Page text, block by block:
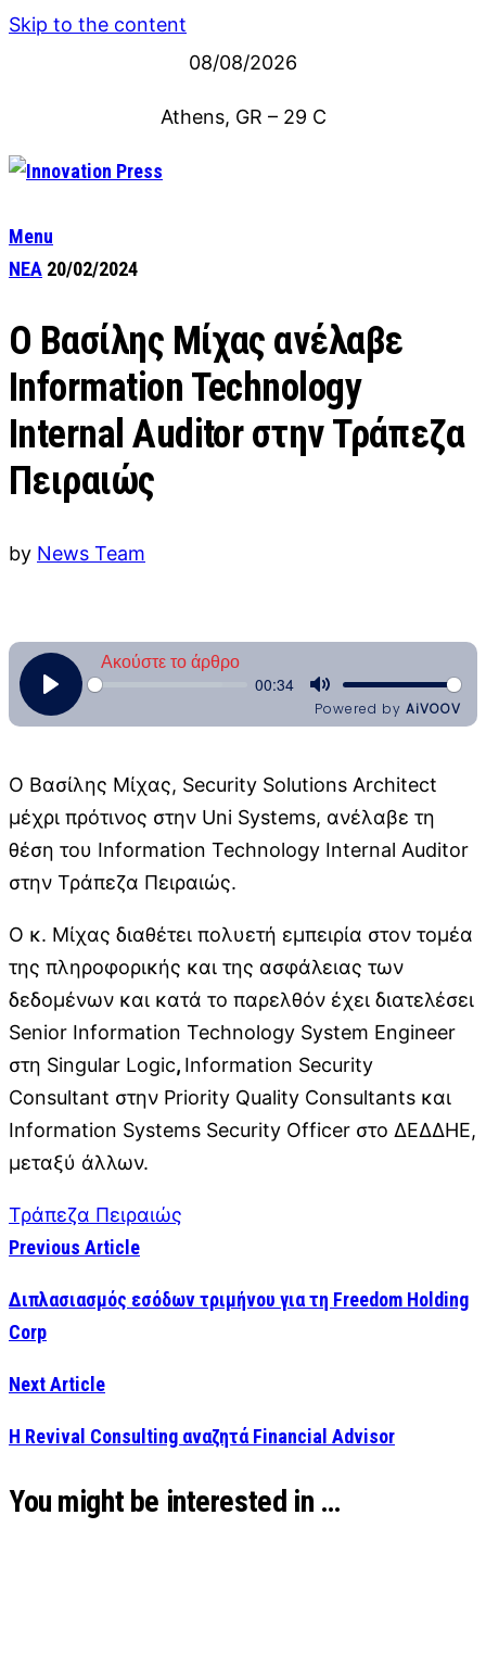
Skip to the content
08/08/2026
Athens, GR – 29 C
Menu
ΝΕΑ 20/02/2024
Ο Βασίλης Μίχας ανέλαβε
Information Technology
Internal Auditor στην Τράπεζα
Πειραιώς
by News Team
Ο Βασίλης Μίχας, Security Solutions Architect
μέχρι πρότινος στην Uni Systems, ανέλαβε τη
θέση του Information Technology Internal Auditor
στην Τράπεζα Πειραιώς.
Ο κ. Μίχας διαθέτει πολυετή εμπειρία στον τομέα
της πληροφορικής και της ασφάλειας των
δεδομένων και κατά το παρελθόν έχει διατελέσει
Senior Information Technology System Engineer
στη Singular Logic, Information Security
Consultant στην Priority Quality Consultants και
Information Systems Security Officer στο ΔΕΔΔΗΕ,
μεταξύ άλλων.
Τράπεζα Πειραιώς
Previous Article
Διπλασιασμός εσόδων τριμήνου για τη Freedom Holding
Corp
Next Article
Η Revival Consulting αναζητά Financial Advisor
You might be interested in …